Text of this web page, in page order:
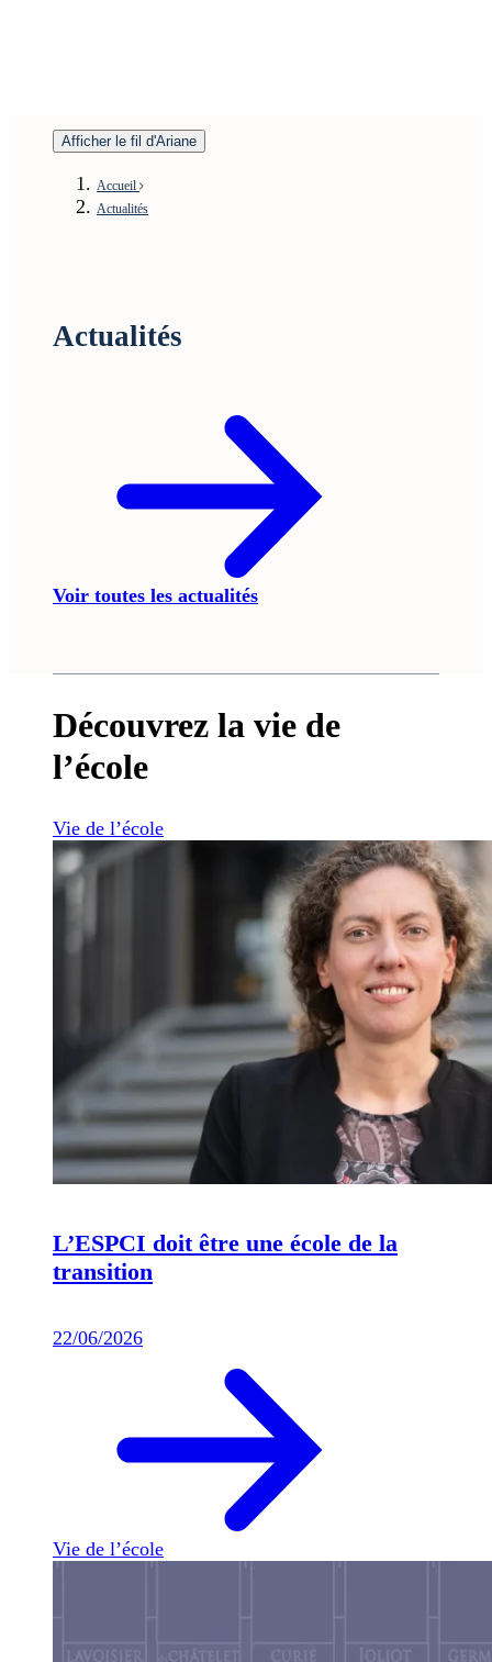
Afficher le fil d'Ariane
Accueil
Actualités
Actualités
Voir toutes les actualités
Découvrez la vie de
l’école
Vie de l’école
L’ESPCI doit être une école de la
transition
22/06/2026
Vie de l’école